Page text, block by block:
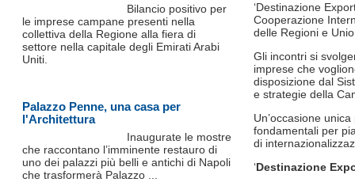
‘Destinazione
Cooperazione
delle Regioni e
Gli incontri si
imprese che
disposizione dal
e strategie della
Un’occasione
fondamentali per
di
‘Destinazione
Bilancio positivo per
le imprese campane presenti nella
collettiva della Regione alla fiera di
settore nella capitale degli Emirati Arabi
Uniti.
Palazzo Penne, una casa per
l'Architettura
Inaugurate le mostre
che raccontano l’imminente restauro di
uno dei palazzi più belli e antichi di Napoli
che trasformerà Palazzo ...